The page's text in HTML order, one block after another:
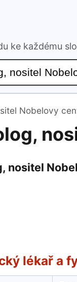
ke každému
Nobelovy
nositel
lékař a